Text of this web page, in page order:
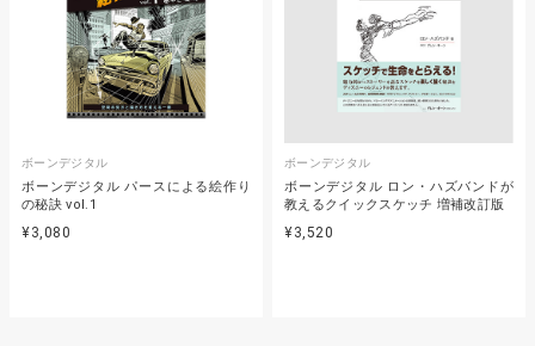
ボーンデジタル
ボーンデジタル パースによる絵作り
の秘訣 vol.1
¥3,080
ボーンデジタル
ボーンデジタル ロン・ハズバンドが
教えるクイックスケッチ 増補改訂版
¥3,520